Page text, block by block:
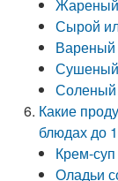
Сырой
Какие
блюдах до
Крем-
Оладьи